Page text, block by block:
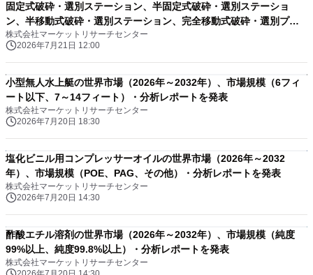
固定式破砕・選別ステーション、半固定式破砕・選別ステーショ
ン、半移動式破砕・選別ステーション、完全移動式破砕・選別プラ
ント、その他）・分析レポートを発表
株式会社マーケットリサーチセンター
2026年7月21日 12:00
小型無人水上艇の世界市場（2026年～2032年）、市場規模（6フィ
ート以下、7～14フィート）・分析レポートを発表
株式会社マーケットリサーチセンター
2026年7月20日 18:30
塩化ビニル用コンプレッサーオイルの世界市場（2026年～2032
年）、市場規模（POE、PAG、その他）・分析レポートを発表
株式会社マーケットリサーチセンター
2026年7月20日 14:30
酢酸エチル溶剤の世界市場（2026年～2032年）、市場規模（純度
99%以上、純度99.8%以上）・分析レポートを発表
株式会社マーケットリサーチセンター